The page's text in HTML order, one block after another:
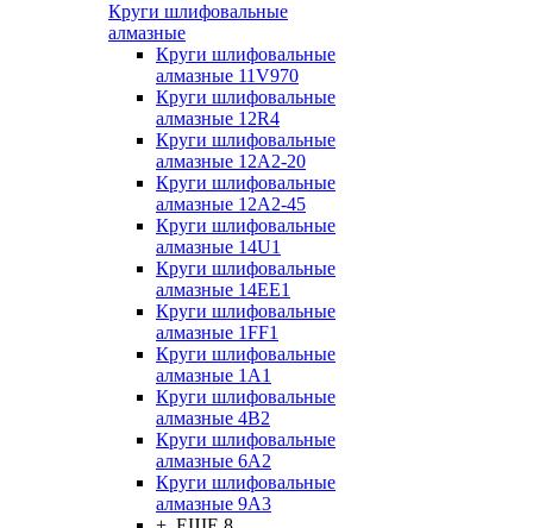
Круги шлифовальные
алмазные
Круги шлифовальные
алмазные 11V970
Круги шлифовальные
алмазные 12R4
Круги шлифовальные
алмазные 12А2-20
Круги шлифовальные
алмазные 12А2-45
Круги шлифовальные
алмазные 14U1
Круги шлифовальные
алмазные 14ЕЕ1
Круги шлифовальные
алмазные 1FF1
Круги шлифовальные
алмазные 1А1
Круги шлифовальные
алмазные 4В2
Круги шлифовальные
алмазные 6A2
Круги шлифовальные
алмазные 9А3